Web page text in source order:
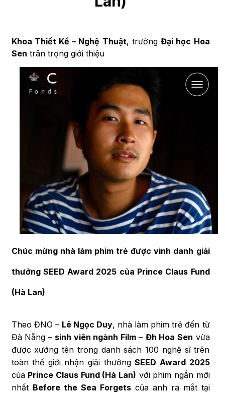
Khoa Thiết Kế – Nghệ Thuật, trườngĐại học Hoa
Sen trân trọng giới thiệu
Chúc mừng nhà làm phim trẻ được vinh danh giải
thưởng SEED Award 2025 của Prince Claus Fund
(Hà Lan)
Theo ĐNO – Lê Ngọc Duy, nhà làm phim trẻ đến từ
Đà Nẵng – sinh viên ngành Film– Đh Hoa Sen vừa
được xướng tên trong danh sách 100 nghệ sĩ trên
toàn thế giới nhận giải thưởngSEED Award 2025
của Prince Claus Fund (Hà Lan) với phim ngắn mới
nhất Before the Sea Forgetscủa anh ra mắt tại